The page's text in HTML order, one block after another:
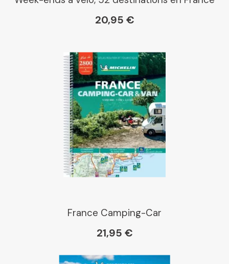
Kleber
Place des libraires
E Leclerc
20,95 €
France Camping-Car
21,95 €